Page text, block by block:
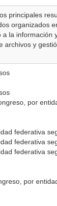
principales
organizados
la
archivos y
por
federativa
federativa
federativa
por